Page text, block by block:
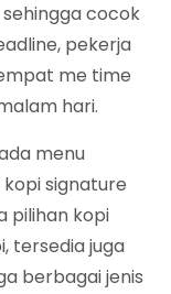
cocok
pekerja
me time
hari.
menu
signature
pilihan kopi
tersedia juga
berbagai jenis